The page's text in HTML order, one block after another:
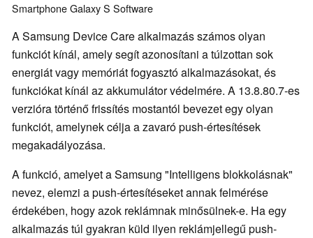
SmartphoneGalaxy S Software
A Samsung Device Care alkalmazás számos olyan
funkciót kínál, amely segít azonosítani a túlzottan sok
energiát vagy memóriát fogyasztó alkalmazásokat, és
funkciókat kínál az akkumulátor védelmére. A 13.8.80.7-es
verzióra történő frissítés mostantól bevezet egy olyan
funkciót, amelynek célja a zavaró push-értesítések
megakadályozása.
A funkció, amelyet a Samsung "Intelligens blokkolásnak"
nevez, elemzi a push-értesítéseket annak felmérése
érdekében, hogy azok reklámnak minősülnek-e. Ha egy
alkalmazás túl gyakran küld ilyen reklámjellegű push-